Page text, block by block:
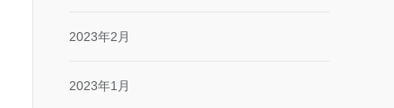
2023年2月
2023年1月